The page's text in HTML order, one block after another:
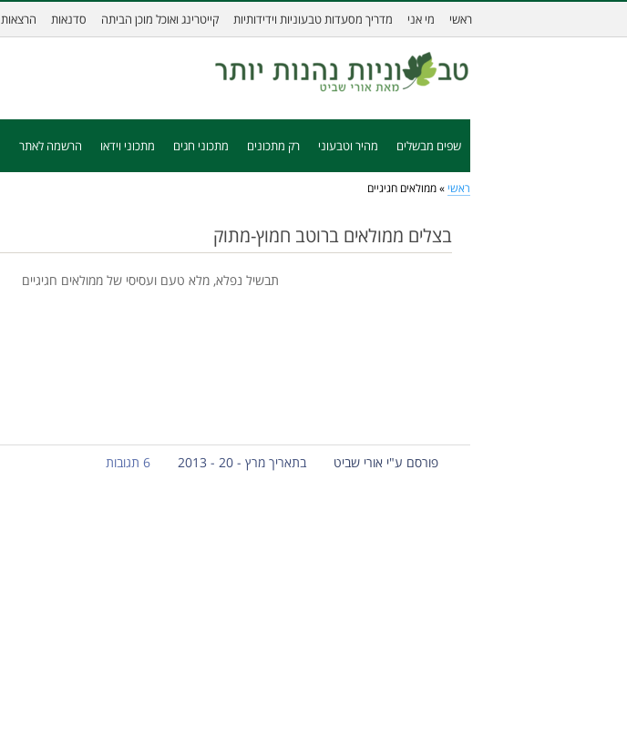
ראשי מי אני מדריך מסעדות טבעוניות וידידותיות קייטרינג ואוכל מוכן הביתה סדנאות הרצאות
שפים מבשלים מהיר וטבעוני רק מתכונים מתכוני חגים מתכוני וידאו הרשמה לאתר
ראשי » ממולאים חגיגיים
בצלים ממולאים ברוטב חמוץ-מתוק
תבשיל נפלא, מלא טעם ועסיסי של ממולאים חגיגיים
פורסם ע"י אורי שביט בתאריך מרץ - 20 - 2013 6 תגובות